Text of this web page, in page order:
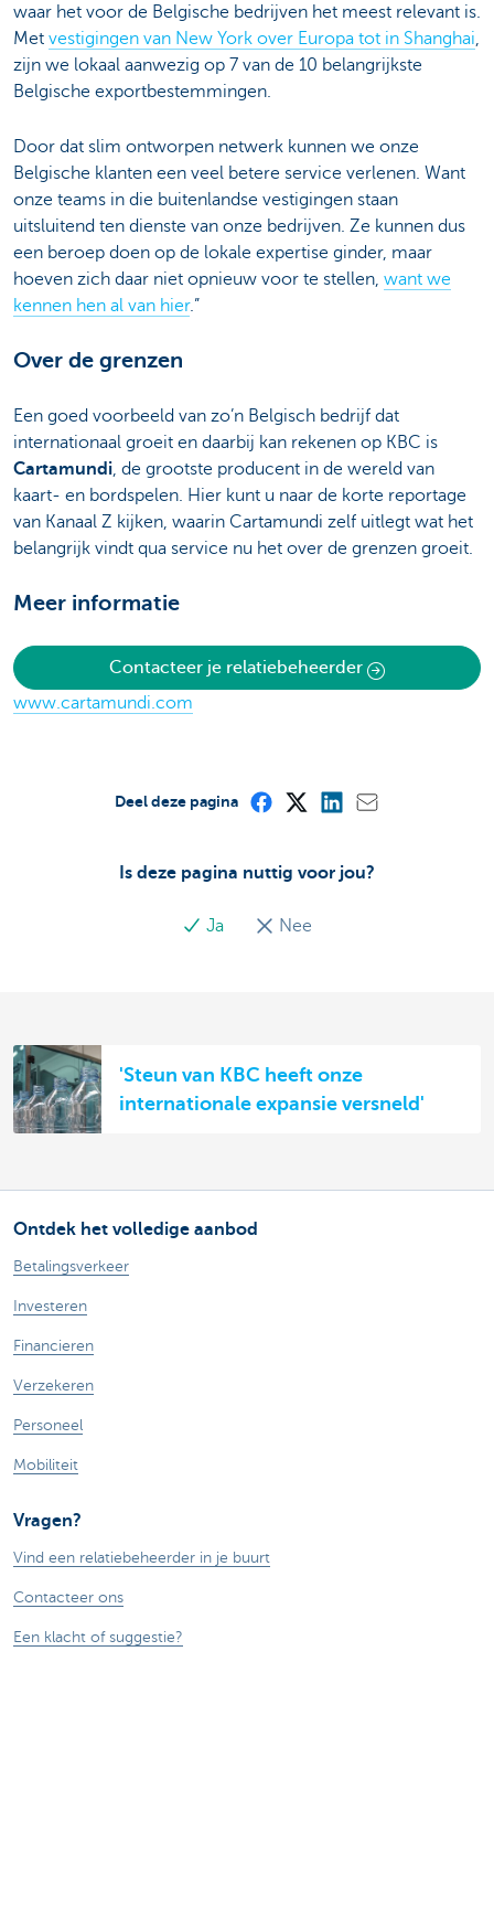
waar het voor de Belgische bedrijven het meest relevant is.
Met vestigingen van New York over Europa tot in Shanghai,
zijn we lokaal aanwezig op 7 van de 10 belangrijkste
Belgische exportbestemmingen.
Door dat slim ontworpen netwerk kunnen we onze
Belgische klanten een veel betere service verlenen. Want
onze teams in die buitenlandse vestigingen staan
uitsluitend ten dienste van onze bedrijven. Ze kunnen dus
een beroep doen op de lokale expertise ginder, maar
hoeven zich daar niet opnieuw voor te stellen, want we
kennen hen al van hier.”
Over de grenzen
Een goed voorbeeld van zo’n Belgisch bedrijf dat
internationaal groeit en daarbij kan rekenen op KBC is
Cartamundi, de grootste producent in de wereld van
kaart- en bordspelen. Hier kunt u naar de korte reportage
van Kanaal Z kijken, waarin Cartamundi zelf uitlegt wat het
belangrijk vindt qua service nu het over de grenzen groeit.
Meer informatie
Contacteer je relatiebeheerder
www.cartamundi.com
Is deze pagina nuttig voor jou?
Ja Nee
Deel deze pagina
'Steun van KBC heeft onze
internationale expansie versneld'
Ontdek het volledige aanbod
Betalingsverkeer
Investeren
Financieren
Verzekeren
Personeel
Mobiliteit
Vragen?
Vind een relatiebeheerder in je buurt
Contacteer ons
Een klacht of suggestie?